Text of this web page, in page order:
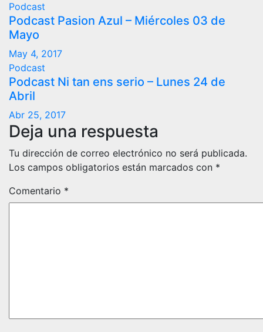
Podcast
Podcast Pasion Azul – Miércoles 03 de
Mayo
May 4, 2017
Podcast
Podcast Ni tan ens serio – Lunes 24 de
Abril
Abr 25, 2017
Deja una respuesta
Tu dirección de correo electrónico no será publicada.
Los campos obligatorios están marcados con *
Comentario *